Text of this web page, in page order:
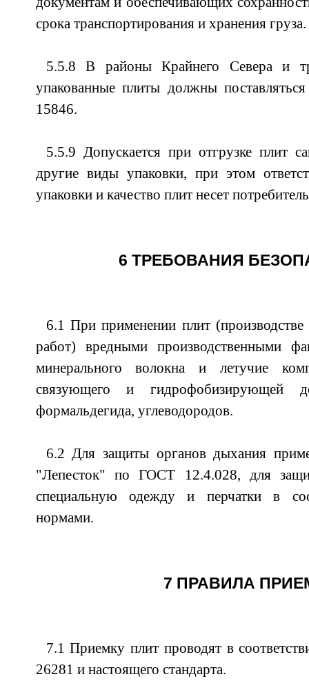
срока транспортирования и хранения груза.
5.5.8 В районы Крайнего Севера и
упакованные плиты должны
15846.
5.5.9 Допускается при отгрузке плит
другие виды упаковки, при этом
упаковки и качество плит несет
6 ТРЕБОВАНИЯ
6.1 При применении плит
работ) вредными производственными
минерального волокна и летучие
связующего и гидрофобизирующей
формальдегида, углеводородов.
6.2 Для защиты органов дыхания
"Лепесток" по ГОСТ 12.4.028, для
специальную одежду и перчатки в
нормами.
7 ПРАВИЛА
7.1 Приемку плит проводят в
26281 и настоящего стандарта.